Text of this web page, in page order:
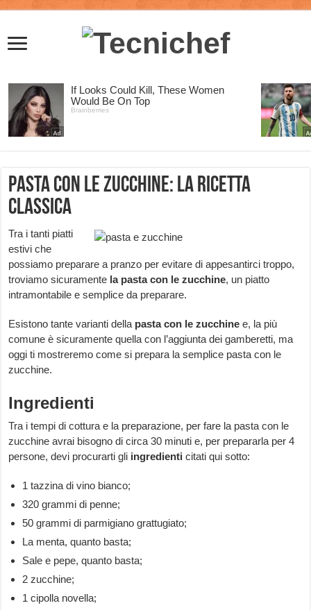
Pasta con le zucchine: la ricetta
classica
Tra i tanti piatti
estivi che
possiamo preparare a pranzo per evitare di appesantirci troppo,
troviamo sicuramente la pasta con le zucchine, un piatto
intramontabile e semplice da preparare.
Esistono tante varianti della pasta con le zucchine e, la più
comune è sicuramente quella con l’aggiunta dei gamberetti, ma
oggi ti mostreremo come si prepara la semplice pasta con le
zucchine.
Ingredienti
Tra i tempi di cottura e la preparazione, per fare la pasta con le
zucchine avrai bisogno di circa 30 minuti e, per prepararla per 4
persone, devi procurarti gli ingredienti citati qui sotto:
1 tazzina di vino bianco;
320 grammi di penne;
50 grammi di parmigiano grattugiato;
La menta, quanto basta;
Sale e pepe, quanto basta;
2 zucchine;
1 cipolla novella;